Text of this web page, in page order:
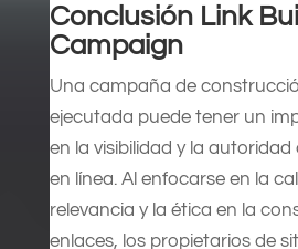
Conclusión Link
Campaign
Una campaña de
ejecutada puede tener un
en la visibilidad y la
en línea. Al enfocarse en la
relevancia y la ética en la
enlaces, los propietarios de